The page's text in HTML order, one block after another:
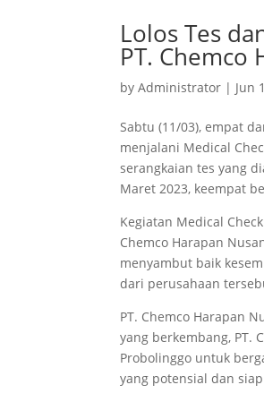
Lolos Tes
PT. Chemco
byAdministrator | Jun
Sabtu (11/03), empat
menjalani Medical
serangkaian tes yang
Maret 2023, keempat
Kegiatan Medical
Chemco Harapan
menyambut baik
dari perusahaan
PT. Chemco Harapan
yang berkembang, PT.
Probolinggo untuk
yang potensial dan